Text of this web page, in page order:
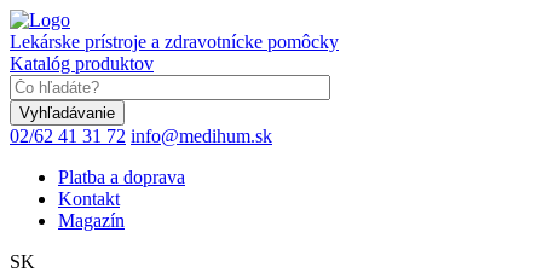
Skočiť
na
hlavný
obsah
Lekárske prístroje a zdravotnícke pomôcky
Katalóg produktov
02/62 41 31 72 info@medihum.sk
Platba a doprava
Kontakt
Magazín
SK